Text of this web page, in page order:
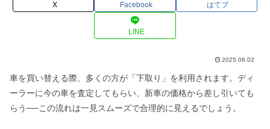
X Facebook はてブ
LINE
2025.06.02
車を買い替える際、多くの方が「下取り」を利用されます。ディ
ーラーに今の車を査定してもらい、新車の価格から差し引いても
らう──この流れは一見スムーズで合理的に見えるでしょう。